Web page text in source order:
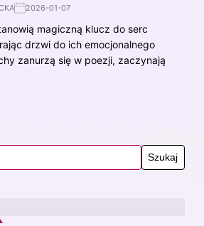
2026-01-07
magiczną klucz do serc
drzwi do ich emocjonalnego
zanurzą się w poezji, zaczynają